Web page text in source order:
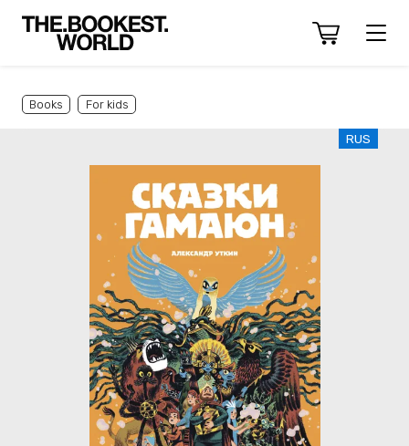
Books For kids
RUS